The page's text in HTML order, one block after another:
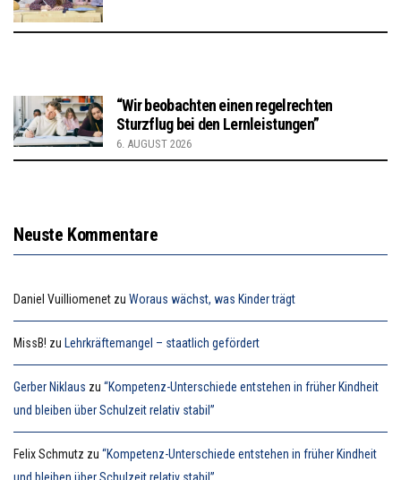
“Wir beobachten einen regelrechten
Sturzflug bei den Lernleistungen”
6. AUGUST 2026
Neuste Kommentare
Daniel Vuilliomenet zu Woraus wächst, was Kinder trägt
MissB! zu Lehrkräftemangel – staatlich gefördert
Gerber Niklaus zu “Kompetenz-Unterschiede entstehen in früher Kindheit
und bleiben über Schulzeit relativ stabil”
Felix Schmutz zu “Kompetenz-Unterschiede entstehen in früher Kindheit